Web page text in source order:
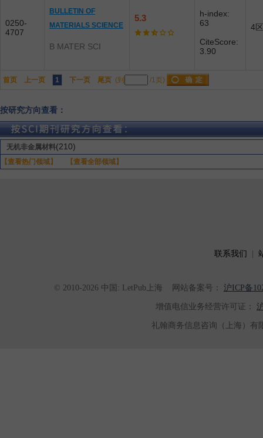
0250-
4707
BULLETIN OF
MATERIALS SCIENCE
B MATER SCI
5.3
h-index:
63
CiteScore:
3.90
4区
首页 上一页 1 下一页 尾页 (到 /1页)
按研究方向查看：
无机非金属材料(210)
【查看热门领域】 【查看全部领域】
联系我们
© 2010-2026 中国: LetPub上海 网站备案号： 沪ICP备
增值电信业务经营许可证：
礼翰商务信息咨询（上海）